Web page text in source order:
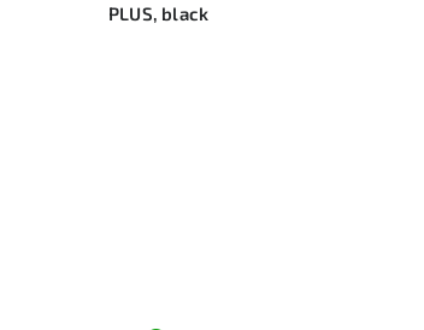
PLUS, black